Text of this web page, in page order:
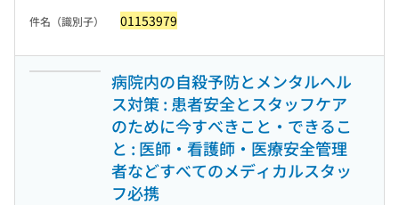
件名（識別子） 01153979
病院内の自殺予防とメンタルヘル
ス対策 : 患者安全とスタッフケア
のために今すべきこと・できるこ
と : 医師・看護師・医療安全管理
者などすべてのメディカルスタッ
フ必携